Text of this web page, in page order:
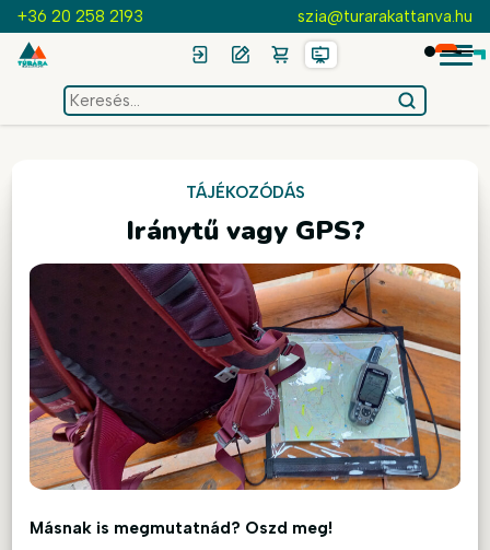
+36 20 258 2193 szia@turarakattanva.hu
keresés
az
TÁJÉKOZÓDÁS
Iránytű vagy GPS?
Másnak is megmutatnád? Oszd meg!